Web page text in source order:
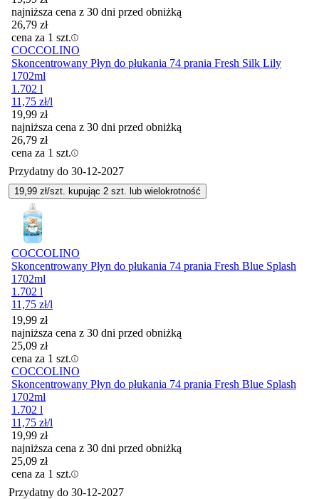
najniższa cena z 30 dni przed obniżką
26,79 zł
cena za 1 szt.
COCCOLINO
Skoncentrowany Płyn do płukania 74 prania Fresh Silk Lily
1702ml
1.702 l
11,75 zł/l
19,99 zł
najniższa cena z 30 dni przed obniżką
26,79 zł
cena za 1 szt.
Przydatny do 30-12-2027
19,99 zł/szt. kupując 2 szt. lub wielokrotność
COCCOLINO
Skoncentrowany Płyn do płukania 74 prania Fresh Blue Splash
1702ml
1.702 l
11,75 zł/l
19,99 zł
najniższa cena z 30 dni przed obniżką
25,09 zł
cena za 1 szt.
COCCOLINO
Skoncentrowany Płyn do płukania 74 prania Fresh Blue Splash
1702ml
1.702 l
11,75 zł/l
19,99 zł
najniższa cena z 30 dni przed obniżką
25,09 zł
cena za 1 szt.
Przydatny do 30-12-2027